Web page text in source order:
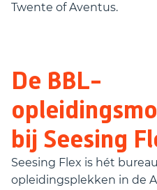
Twente of Aventus.
De BBL-
bij Seesing
Seesing Flex is hét
opleidingsplekken in de